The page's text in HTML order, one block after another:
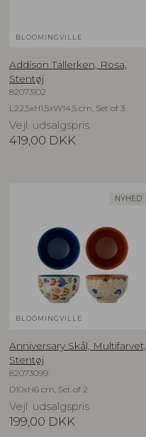
BLOOMINGVILLE
Addison Tallerken, Rosa,
Stentøj
82073102
L22,5xH1,5xW14,5 cm, Set of 3
Vejl. udsalgspris
419,00 DKK
NYHED
BLOOMINGVILLE
Anniversary Skål, Multifarvet,
Stentøj
82073099
D10xH6 cm, Set of 2
Vejl. udsalgspris
199,00 DKK